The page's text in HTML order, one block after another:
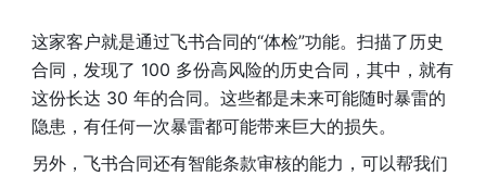
这家客户就是通过飞书合同的“体检”功能。扫描了历史
合同，发现了 100 多份高风险的历史合同，其中，就有
这份长达 30 年的合同。这些都是未来可能随时暴雷的
隐患，有任何一次暴雷都可能带来巨大的损失。
另外，飞书合同还有智能条款审核的能力，可以帮我们